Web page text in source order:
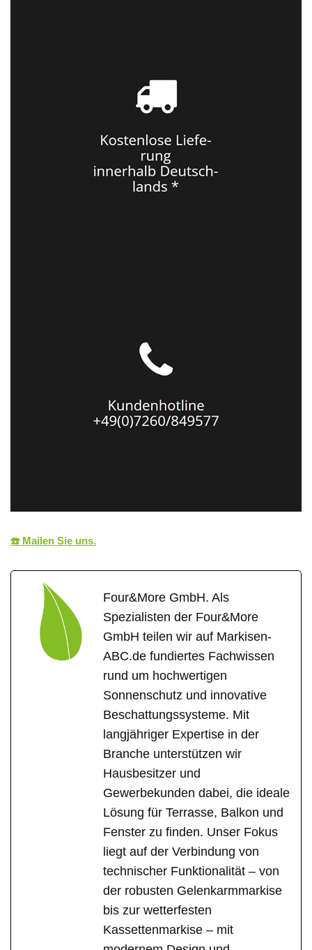
☎️ Mailen Sie uns.
Four&More GmbH. Als
Spezialisten der Four&More
GmbH teilen wir auf Markisen-
ABC.de fundiertes Fachwissen
rund um hochwertigen
Sonnenschutz und innovative
Beschattungssysteme. Mit
langjähriger Expertise in der
Branche unterstützen wir
Hausbesitzer und
Gewerbekunden dabei, die ideale
Lösung für Terrasse, Balkon und
Fenster zu finden. Unser Fokus
liegt auf der Verbindung von
technischer Funktionalität – von
der robusten Gelenkarmmarkise
bis zur wetterfesten
Kassettenmarkise – mit